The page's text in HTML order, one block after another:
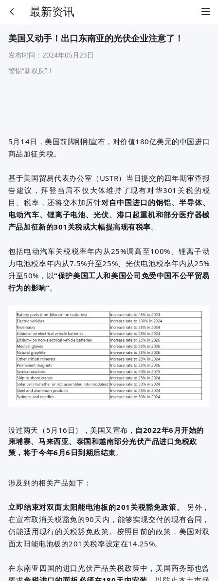
最新资讯
美国又动手！出口东南亚的光伏企业注意了！
发布时间： 2024年05月23日
警惕“新双反”！
5月14日，美国前脚刚刚宣布，对价值180亿美元的中国进口
商品加征关税。
基于美国贸易代表办公室（USTR）当日提交的四年期审查报
告建议，拜登当局不仅大体维持了现有对华301关税的税
目 、税率，还将变本加厉针对自中国进口的钢铝、半导体、
电动汽车、锂离子电池、光伏、港口起重机和部分医疗器械
产品加征新的301关税或大幅提高现有税率。
包括电动汽车关税税率年内从25%调高至100%、锂离子动
力电池税率年内从7.5%升至25%、光伏电池税率年内从25%
升至50%，以“保护美国工人和美国公司免受中国不公平贸易
行为的影响”。
没过两天（5月16日），美国又宣布， 自2022年6月开始的
柬埔寨、马来西亚、泰国和越南部分光伏产品进口免税政
策，将于今年6月6日到期后结束。
涉及到的相关产品如下：
立即结束对双面太阳能电池板的201关税豁免政策。
另外，
在宣布取消关税豁免的90天内，能够实现交付的现有合同，
仍能适用现行的关税豁免政策。按照目前的政策，美国对双
面太阳能电池板的201关税率设定在14.25%。
在东南亚四国的进口光伏产品关税政策中，美国商务部也曾